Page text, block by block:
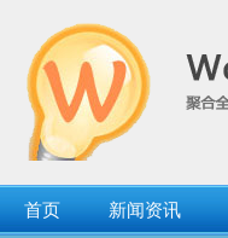
首页 新闻资讯